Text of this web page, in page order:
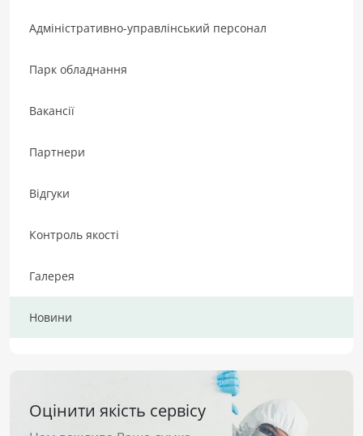
Адміністративно-управлінський персонал
Парк обладнання
Вакансії
Партнери
Відгуки
Контроль якості
Галерея
Новини
Оцінити якість сервісу